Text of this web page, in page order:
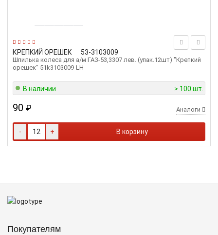
КРЕПКИЙ ОРЕШЕК 53-3103009
Шпилька колеса для а/м ГАЗ-53,3307 лев. (упак.12шт) "Крепкий
орешек" 51k3103009-LH
В наличии > 100 шт.
90 ₽ Аналоги
- + В корзину
Покупателям